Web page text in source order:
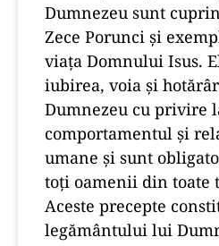
Dumnezeu sunt
Zece Porunci şi
viaţa Domnului Isus.
iubirea, voia şi
Dumnezeu cu privire
comportamentul şi
umane şi sunt
toţi oamenii din toate
Aceste precepte
legământului lui